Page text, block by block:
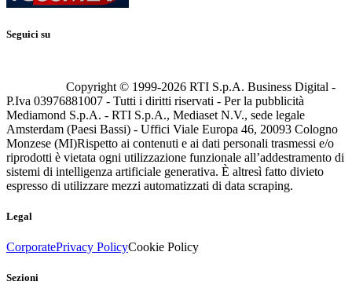
Seguici su
Copyright © 1999-2026 RTI S.p.A. Business Digital -
P.Iva 03976881007 - Tutti i diritti riservati - Per la pubblicità
Mediamond S.p.A. - RTI S.p.A., Mediaset N.V., sede legale
Amsterdam (Paesi Bassi) - Uffici Viale Europa 46, 20093 Cologno
Monzese (MI)Rispetto ai contenuti e ai dati personali trasmessi e/o
riprodotti è vietata ogni utilizzazione funzionale all’addestramento di
sistemi di intelligenza artificiale generativa. È altresì fatto divieto
espresso di utilizzare mezzi automatizzati di data scraping.
Legal
CorporatePrivacy PolicyCookie Policy
Sezioni